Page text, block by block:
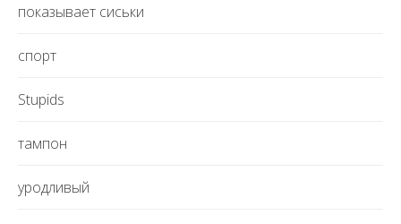
показывает сиськи
спорт
Stupids
тампон
уродливый